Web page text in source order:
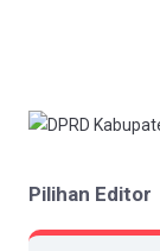
Pilihan Editor